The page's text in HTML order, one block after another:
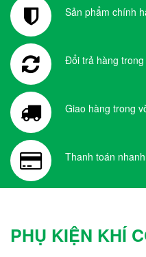
Sản phẩm chính
Đổi trả hàng
Giao hàng trong
Thanh toán
PHỤ KIỆN KHÍ